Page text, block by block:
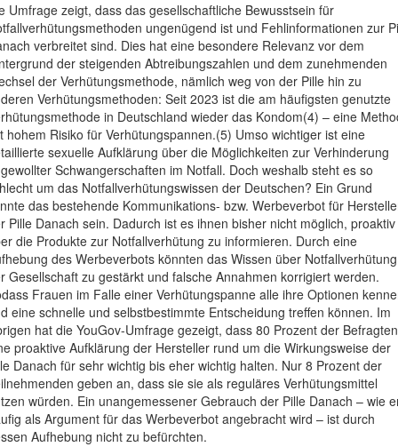
Umfrage zeigt, dass das gesellschaftliche Bewusstsein für
ungenügend ist und Fehlinformationen zur
verbreitet sind. Dies hat eine besondere Relevanz vor dem
der steigenden Abtreibungszahlen und dem zunehmenden
der Verhütungsmethode, nämlich weg von der Pille hin zu
Verhütungsmethoden: Seit 2023 ist die am häufigsten genutzte
in Deutschland wieder das Kondom(4) – eine
hohem Risiko für Verhütungspannen.(5) Umso wichtiger ist eine
sexuelle Aufklärung über die Möglichkeiten zur Verhinderung
Schwangerschaften im Notfall. Doch weshalb steht es so
um das Notfallverhütungswissen der Deutschen? Ein Grund
das bestehende Kommunikations- bzw. Werbeverbot für
Pille Danach sein. Dadurch ist es ihnen bisher nicht möglich, proaktiv
die Produkte zur Notfallverhütung zu informieren. Durch eine
des Werbeverbots könnten das Wissen über
Gesellschaft zu gestärkt und falsche Annahmen korrigiert werden.
Frauen im Falle einer Verhütungspanne alle ihre Optionen
eine schnelle und selbstbestimmte Entscheidung treffen können. Im
hat die YouGov-Umfrage gezeigt, dass 80 Prozent der Befragten
proaktive Aufklärung der Hersteller rund um die Wirkungsweise der
Danach für sehr wichtig bis eher wichtig halten. Nur 8 Prozent der
geben an, dass sie sie als reguläres Verhütungsmittel
würden. Ein unangemessener Gebrauch der Pille Danach – wie
als Argument für das Werbeverbot angebracht wird – ist durch
Aufhebung nicht zu befürchten.